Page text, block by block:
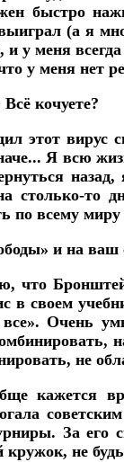
быстро
(а я
у меня
у меня нет
кочуете?
этот
Я всю
столько-то
по всему
и на
что
своем
Очень
не
кажется
За его
не